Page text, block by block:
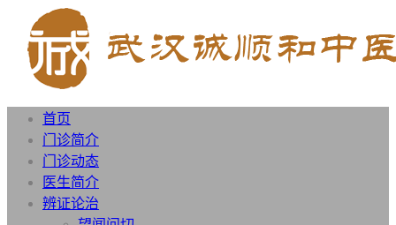
首页
门诊简介
门诊动态
医生简介
辨证论治